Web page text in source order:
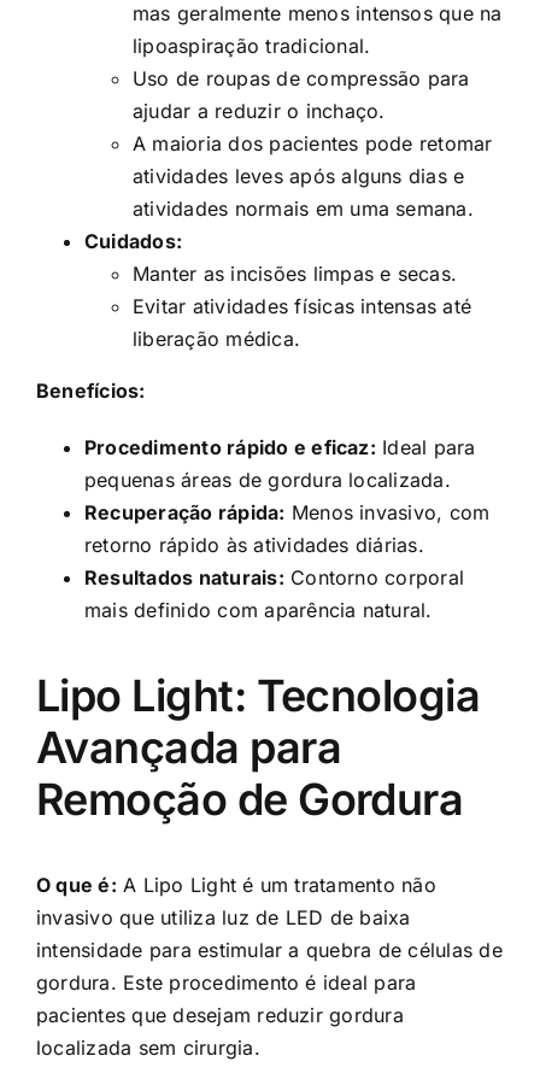
mas geralmente menos intensos que na
lipoaspiração tradicional.
Uso de roupas de compressão para
ajudar a reduzir o inchaço.
A maioria dos pacientes pode retomar
atividades leves após alguns dias e
atividades normais em uma semana.
Cuidados:
Manter as incisões limpas e secas.
Evitar atividades físicas intensas até
liberação médica.
Benefícios:
Procedimento rápido e eficaz: Ideal para
pequenas áreas de gordura localizada.
Recuperação rápida: Menos invasivo, com
retorno rápido às atividades diárias.
Resultados naturais: Contorno corporal
mais definido com aparência natural.
Lipo Light: Tecnologia
Avançada para
Remoção de Gordura
O que é: A Lipo Light é um tratamento não
invasivo que utiliza luz de LED de baixa
intensidade para estimular a quebra de células de
gordura. Este procedimento é ideal para
pacientes que desejam reduzir gordura
localizada sem cirurgia.